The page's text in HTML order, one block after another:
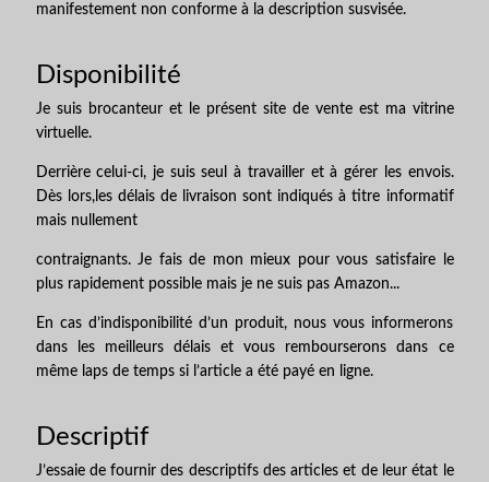
manifestement non conforme à la description susvisée.
Disponibilité
Je suis brocanteur et le présent site de vente est ma vitrine
virtuelle.
Derrière celui-ci, je suis seul à travailler et à gérer les envois.
Dès lors,les délais de livraison sont indiqués à titre informatif
mais nullement
contraignants. Je fais de mon mieux pour vous satisfaire le
plus rapidement possible mais je ne suis pas Amazon...
En cas d’indisponibilité d’un produit, nous vous informerons
dans les meilleurs délais et vous rembourserons dans ce
même laps de temps si l’article a été payé en ligne.
Descriptif
J’essaie de fournir des descriptifs des articles et de leur état le